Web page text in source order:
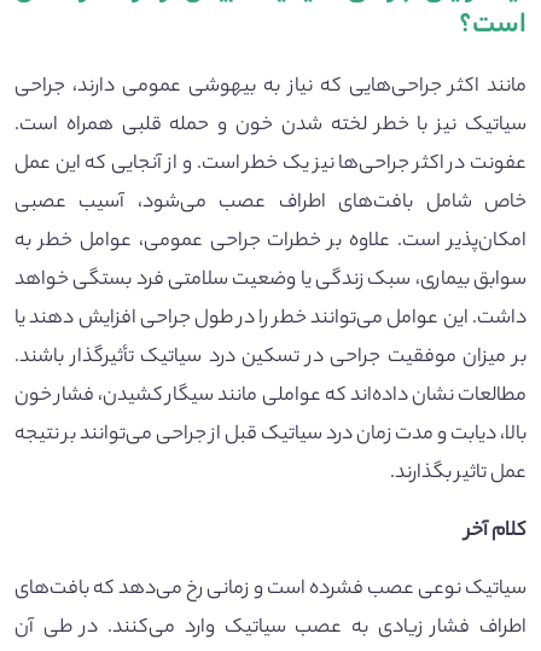
است؟
مانند اکثر جراحی‌هایی که نیاز به بیهوشی عمومی دارند، جراحی
سیاتیک نیز با خطر لخته شدن خون و حمله قلبی همراه است.
عفونت در اکثر جراحی‌ها نیز یک خطر است. و از آنجایی که این عمل
خاص شامل بافت‌های اطراف عصب می‌شود، آسیب عصبی
امکان‌پذیر است. علاوه بر خطرات جراحی عمومی، عوامل خطر به
سوابق بیماری، سبک زندگی یا وضعیت سلامتی فرد بستگی خواهد
داشت. این عوامل می‌توانند خطر را در طول جراحی افزایش دهند یا
بر میزان موفقیت جراحی در تسکین درد سیاتیک تأثیرگذار باشند.
مطالعات نشان داده‌اند که عواملی مانند سیگار کشیدن، فشار خون
بالا، دیابت و مدت زمان درد سیاتیک قبل از جراحی می‌توانند بر نتیجه
عمل تاثیر بگذارند.
کلام آخر
سیاتیک نوعی عصب فشرده است و زمانی رخ می‌دهد که بافت‌های
اطراف فشار زیادی به عصب سیاتیک وارد می‌کنند. در طی آن